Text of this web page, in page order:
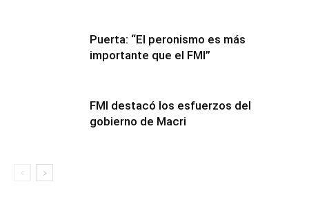
Puerta: “El peronismo es más
importante que el FMI”
FMI destacó los esfuerzos del
gobierno de Macri